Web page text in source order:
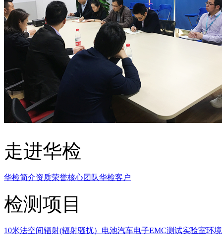
走进华检
华检简介资质荣誉核心团队华检客户
检测项目
10米法空间辐射(辐射骚扰） 电池汽车电子EMC测试实验室环